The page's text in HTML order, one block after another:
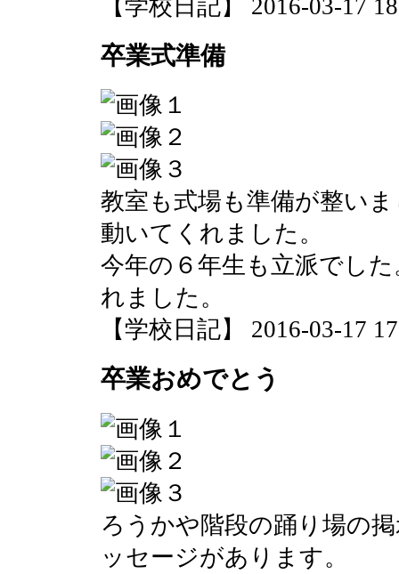
【学校日記】 2016-03-17
卒業式準備
教室も式場も準備が整い
動いてくれました。
今年の６年生も立派でし
れました。
【学校日記】 2016-03-17
卒業おめでとう
ろうかや階段の踊り場の
ッセージがあります。